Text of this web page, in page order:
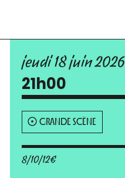
jeudi 18 juin 2026
21h00
GRANDE SCÈNE
8/10/12€